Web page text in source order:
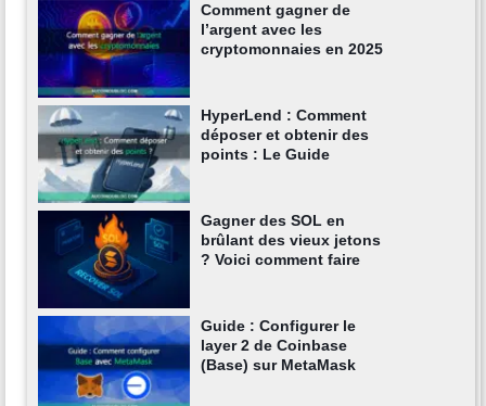
Comment gagner de
l’argent avec les
cryptomonnaies en 2025
HyperLend : Comment
déposer et obtenir des
points : Le Guide
Gagner des SOL en
brûlant des vieux jetons
? Voici comment faire
Guide : Configurer le
layer 2 de Coinbase
(Base) sur MetaMask